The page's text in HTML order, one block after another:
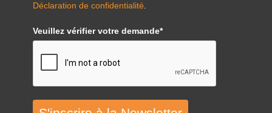
Déclaration de confidentialité
Veuillez vérifier votre demande*